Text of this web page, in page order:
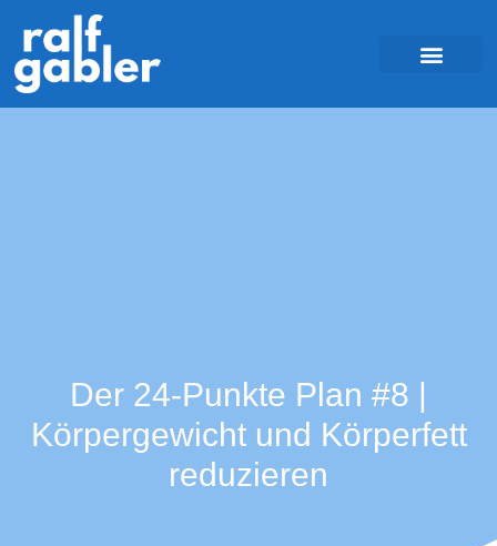
Der 24-Punkte Plan #8 |
Körpergewicht und Körperfett
reduzieren